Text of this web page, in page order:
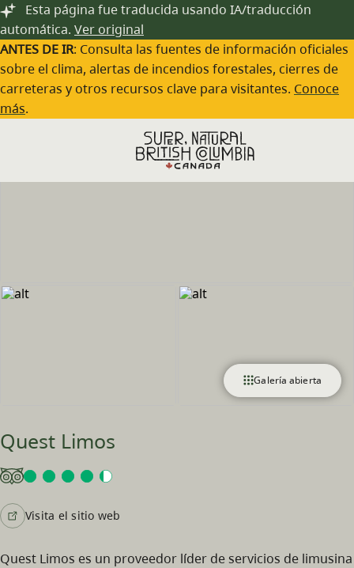
Saltar al contenido principal
Esta página fue traducida usando IA/traducción
automática. Ver original
ANTES DE IR: Consulta las fuentes de información oficiales
sobre el clima, alertas de incendios forestales, cierres de
carreteras y otros recursos clave para visitantes. Conoce
más.
Galería abierta
Quest Limos
Visita el sitio web
Quest Limos es un proveedor líder de servicios de limusina